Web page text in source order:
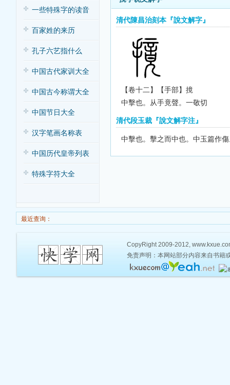
一些特殊字的读音
百家姓的来历
孔子六艺指什么
中国古代家训大全
中国古今称谓大全
中国节日大全
汉字笔画名称表
中国历代皇帝列表
特殊字符大全
清代陳昌治刻本『說文解字』
【卷十二】【手部】 摬
中擊也。从手竟聲。一敬切
清代段玉裁『說文解字注』
中擊也。 擊之而中也。中玉篇作
最近查询：
CopyRight 2009-2012,
免责声明：本网站部分内容来自书籍